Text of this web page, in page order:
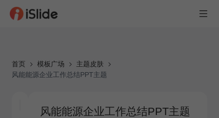
首页 模板广场
主题皮肤
风能能源企业工作总结PPT主题
风能能源企业工作总结PPT主题